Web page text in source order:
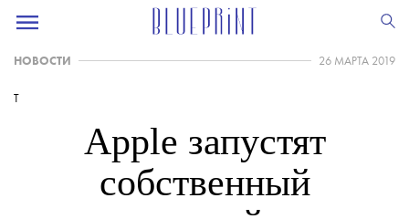
НОВОСТИ 26 МАРТА 2019
T
Apple запустят
собственный